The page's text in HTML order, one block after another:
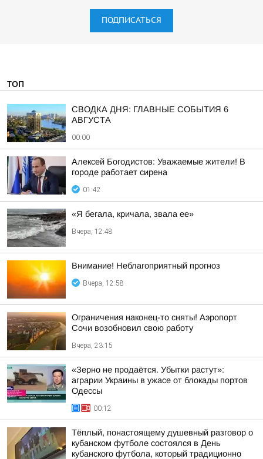
ПОДПИСАТЬСЯ
ТОП
СВОДКА ДНЯ: ГЛАВНЫЕ СОБЫТИЯ 6
АВГУСТА
00:00
Алексей Богодистов: Уважаемые жители! В
городе работает сирена
01:42
«Я бегала, кричала, звала ее»
Вчера, 12:48
Внимание! Неблагоприятный прогноз
Вчера, 12:58
Ограничения наконец-то сняты! Аэропорт
Сочи возобновил свою работу
Вчера, 23:15
«Зерно не продаётся. Убытки растут»:
аграрии Украины в ужасе от блокады портов
Одессы
00:12
Тёплый, понастоящему душевный разговор о
кубанском футболе состоялся в День
кубанского футбола, который традиционно